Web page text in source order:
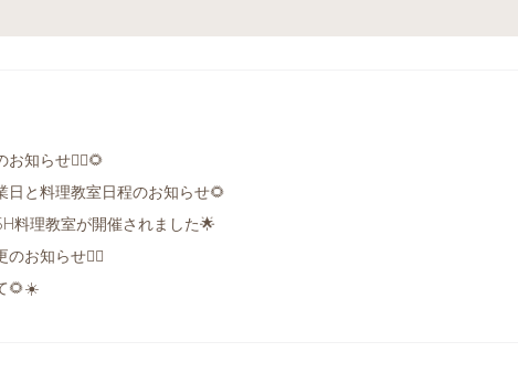
お知らせ🙇‍♀️🌻
日と料理教室日程のお知らせ🌻
料理教室が開催されました🌟
のお知らせ🙇‍♀️
🌻☀️